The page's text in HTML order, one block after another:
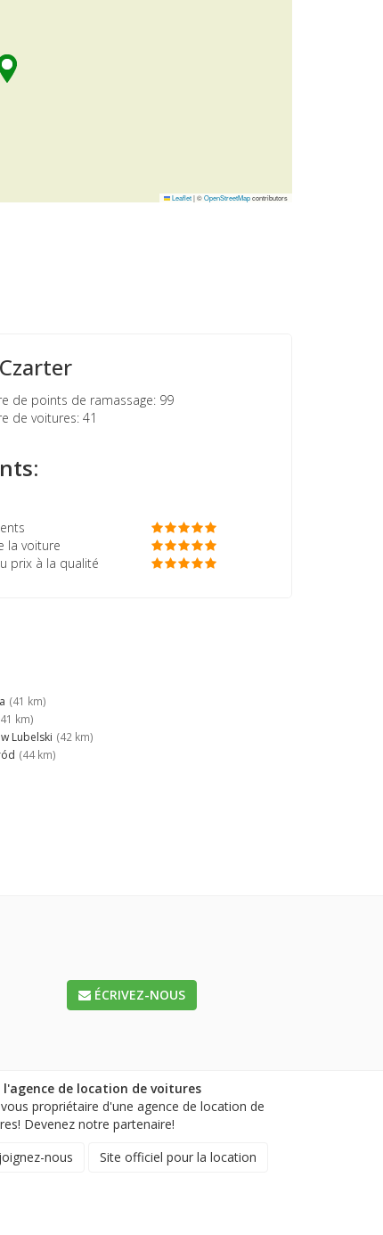
Leaflet|©OpenStreetMapcontributors
de points de ramassage: 99
de voitures: 41
la voiture
prix à la qualité
(41 km)
km)
Lubelski (42 km)
(44 km)
ÉCRIVEZ-NOUS
l'agence de location de voitures
propriétaire d'une agence de location de
Devenez notre partenaire!
nous
Site officiel pour la location